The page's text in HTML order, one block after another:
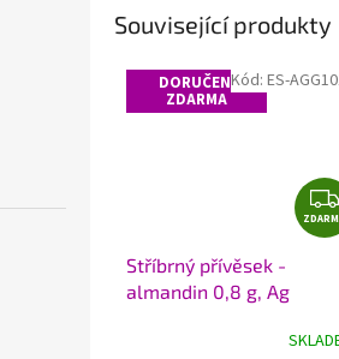
Související produkty
DORUČENÍ
ZDARMA
Stříbrný přívěsek -
almandin 0,8 g, Ag
Kód: ES-